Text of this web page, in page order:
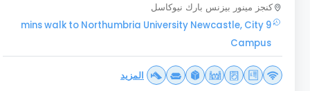
كنجز مينور بيزنس بارك نيوكاسل
9 mins walk to Northumbria University Newcastle, City
Campus
المزيد